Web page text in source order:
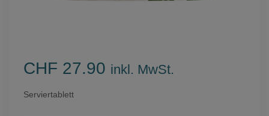
CHF 27.90 inkl. MwSt.
Serviertablett